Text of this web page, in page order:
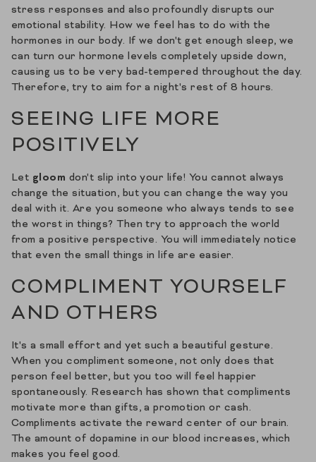
stress responses and also profoundly disrupts our
emotional stability. How we feel has to do with the
hormones in our body. If we don't get enough sleep, we
can turn our hormone levels completely upside down,
causing us to be very bad-tempered throughout the day.
Therefore, try to aim for a night's rest of 8 hours.
SEEING LIFE MORE
POSITIVELY
Let gloom don't slip into your life! You cannot always
change the situation, but you can change the way you
deal with it. Are you someone who always tends to see
the worst in things? Then try to approach the world
from a positive perspective. You will immediately notice
that even the small things in life are easier.
COMPLIMENT YOURSELF
AND OTHERS
It's a small effort and yet such a beautiful gesture.
When you compliment someone, not only does that
person feel better, but you too will feel happier
spontaneously. Research has shown that compliments
motivate more than gifts, a promotion or cash.
Compliments activate the reward center of our brain.
The amount of dopamine in our blood increases, which
makes you feel good.